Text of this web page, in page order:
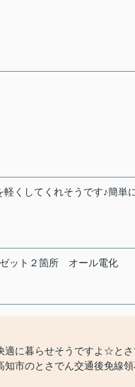
くしてくれそうです♪簡単
ット２箇所 オール電化
適に暮らせそうですよ☆と
知市のとさでん交通後免線